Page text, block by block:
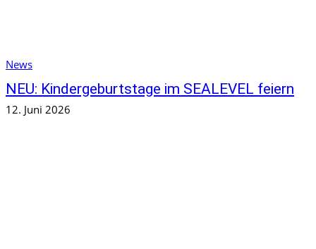
News
NEU: Kindergeburtstage im SEALEVEL feiern
12. Juni 2026